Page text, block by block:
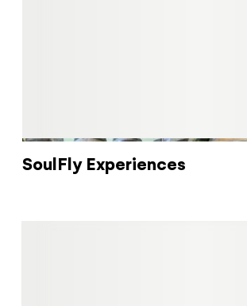
SoulFly Experiences